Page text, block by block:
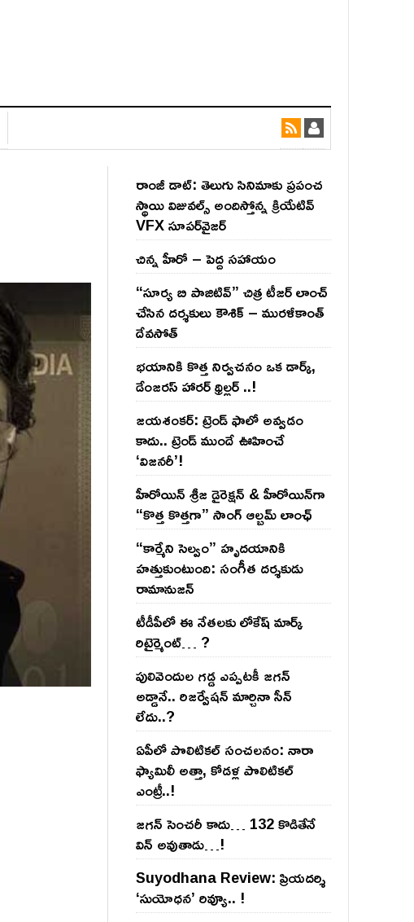
రాంజీ డాట్: తెలుగు సినిమాకు ప్రపంచ
స్థాయి విజువల్స్ అందిస్తోన్న క్రియేటివ్
VFX సూపర్‌వైజర్
చిన్న హీరో – పెద్ద సహాయం
“సూర్య బి పాజిటివ్” చిత్ర టీజర్ లాంచ్
చేసిన‌ దర్శకులు కౌశిక్ – మురళీకాంత్
దేవసోత్
భయానికి కొత్త నిర్వచనం ఒక డార్క్,
డేంజరస్ హారర్ థ్రిల్లర్ ..!
జయశంకర్: ట్రెండ్‌ ఫాలో అవ్వడం
కాదు.. ట్రెండ్‌ ముందే ఊహించే
‘విజనరీ’!
హీరోయిన్ శ్రీజ డైరెక్ష‌న్ & హీరోయిన్‌గా
“కొత్త కొత్తగా” సాంగ్ ఆల్బమ్ లాంఛ్
“కార్మేని సెల్వం” హృదయానికి
హత్తుకుంటుంది: సంగీత దర్శకుడు
రామానుజన్
టీడీపీలో ఈ నేత‌ల‌కు లోకేష్ మార్క్
రిటైర్మెంట్‌… ?
పులివెందుల గ‌డ్డ ఎప్ప‌ట‌కీ జ‌గ‌న్
అడ్డానే.. రిజ‌ర్వేష‌న్ మార్చినా సీన్
లేదు..?
ఏపీలో పొలిటిక‌ల్ సంచ‌ల‌నం: నారా
ఫ్యామిలీ అత్తా, కోడ‌ళ్ల పొలిటికల్
ఎంట్రీ..!
జ‌గ‌న్ సెంచ‌రీ కాదు… 132 కొడితేనే
విన్ అవుతాడు…!
Suyodhana Review: ప్రియదర్శి
‘సుయోధన’ రివ్యూ.. !